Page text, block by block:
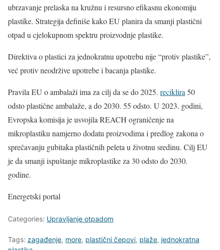
ubrzavanje prelaska na kružnu i resursno efikasnu ekonomiju
plastike. Strategija definiše kako EU planira da smanji plastični
otpad u cjelokupnom spektru proizvodnje plastike.
Direktiva o plastici za jednokratnu upotrebu nije “protiv plastike”,
već protiv neodržive upotrebe i bacanja plastike.
Pravila EU o ambalaži ima za cilj da se do 2025. reciklira 50
odsto plastične ambalaže, a do 2030. 55 odsto. U 2023. godini,
Evropska komisija je usvojila REACH ograničenje na
mikroplastiku namjerno dodatu proizvodima i predlog zakona o
sprečavanju gubitaka plastičnih peleta u životnu sredinu. Cilj EU
je da smanji ispuštanje mikroplastike za 30 odsto do 2030.
godine.
Energetski portal
Categories: Upravljanje otpadom
Tags: zagađenje, more, plastični čepovi, plaže, jednokratna